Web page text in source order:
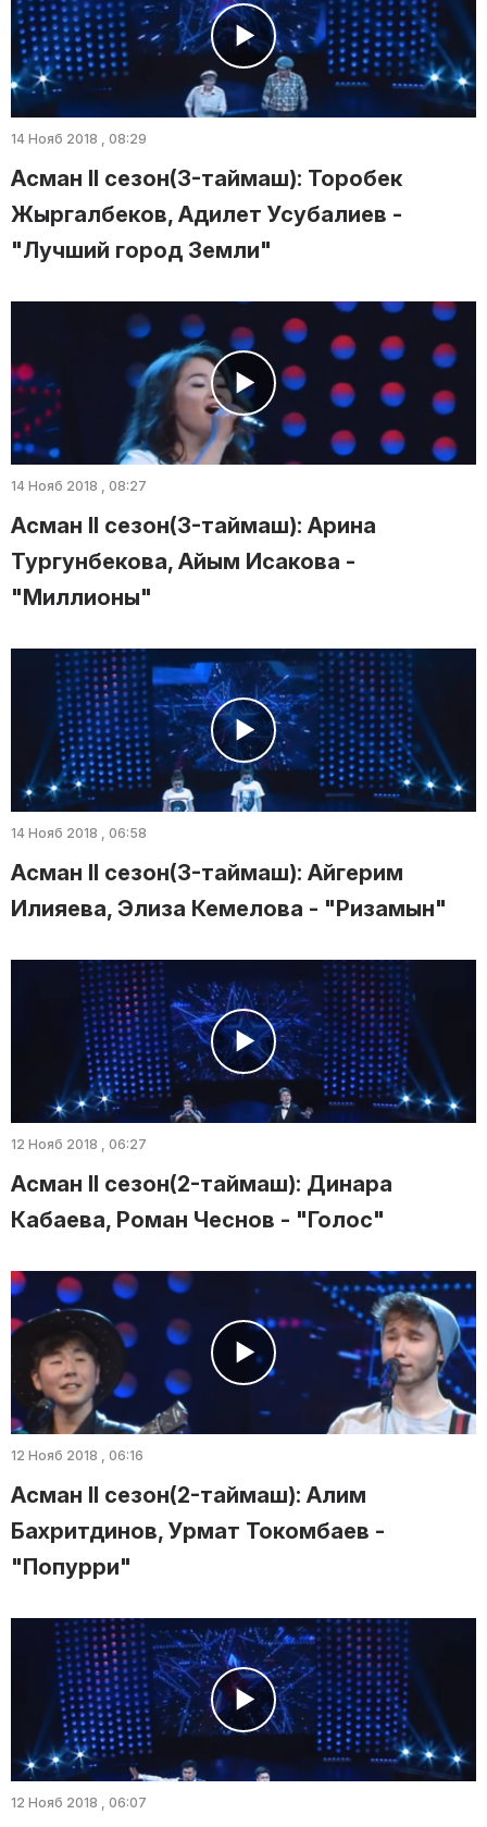
14 Нояб 2018 , 08:29
Асман II сезон(3-таймаш): Торобек
Жыргалбеков, Адилет Усубалиев -
"Лучший город Земли"
14 Нояб 2018 , 08:27
Асман II сезон(3-таймаш): Арина
Тургунбекова, Айым Исакова -
"Миллионы"
14 Нояб 2018 , 06:58
Асман II сезон(3-таймаш): Айгерим
Илияева, Элиза Кемелова - "Ризамын"
12 Нояб 2018 , 06:27
Асман II сезон(2-таймаш): Динара
Кабаева, Роман Чеснов - "Голос"
12 Нояб 2018 , 06:16
Асман II сезон(2-таймаш): Алим
Бахритдинов, Урмат Токомбаев -
"Попурри"
12 Нояб 2018 , 06:07